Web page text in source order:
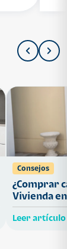
Consejos
¿Comprar
Vivienda
Leer